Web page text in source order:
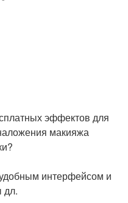
эффектов для
макияжа
интерфейсом и
дл.